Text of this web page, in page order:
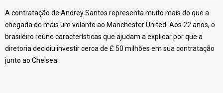
A contratação de Andrey Santos representa muito mais do que a
chegada de mais um volante ao Manchester United. Aos 22 anos, o
brasileiro reúne características que ajudam a explicar por que a
diretoria decidiu investir cerca de £ 50 milhões em sua contratação
junto ao Chelsea.